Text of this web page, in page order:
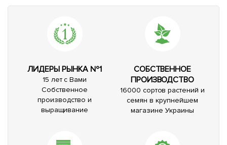
ЛИДЕРЫ РЫНКА №1
15 лет с Вами
Собственное
производство и
выращивание
СОБСТВЕННОЕ
ПРОИЗВОДСТВО
16000 сортов растений и
семян в крупнейшем
магазине Украины